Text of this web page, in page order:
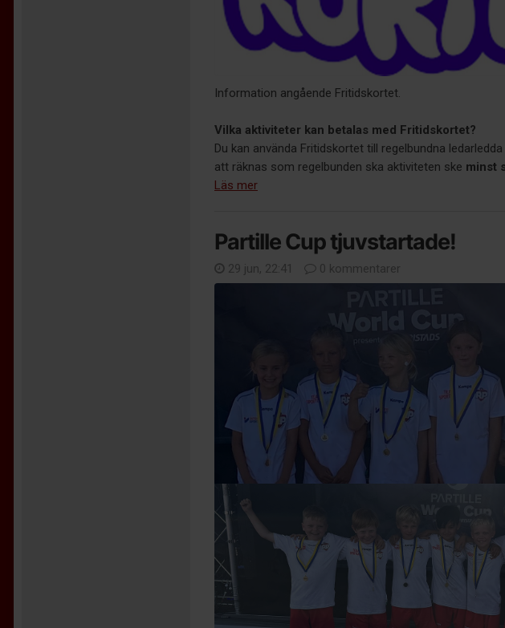
Information angående Fritidskortet.
Vilka aktiviteter kan betalas med Fritidskortet?
Du kan använda Fritidskortet till regelbundna
att räknas som regelbunden ska aktiviteten ske minst
Läs mer
Partille Cup tjuvstartade!
29 jun, 22:41 0 kommentarer